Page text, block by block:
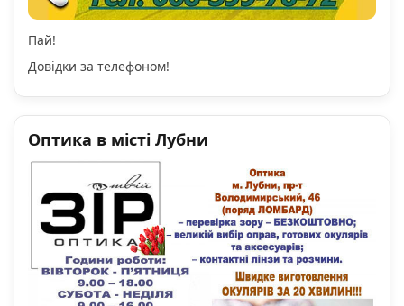
Пай!
Довідки за телефоном!
Оптика в місті Лубни